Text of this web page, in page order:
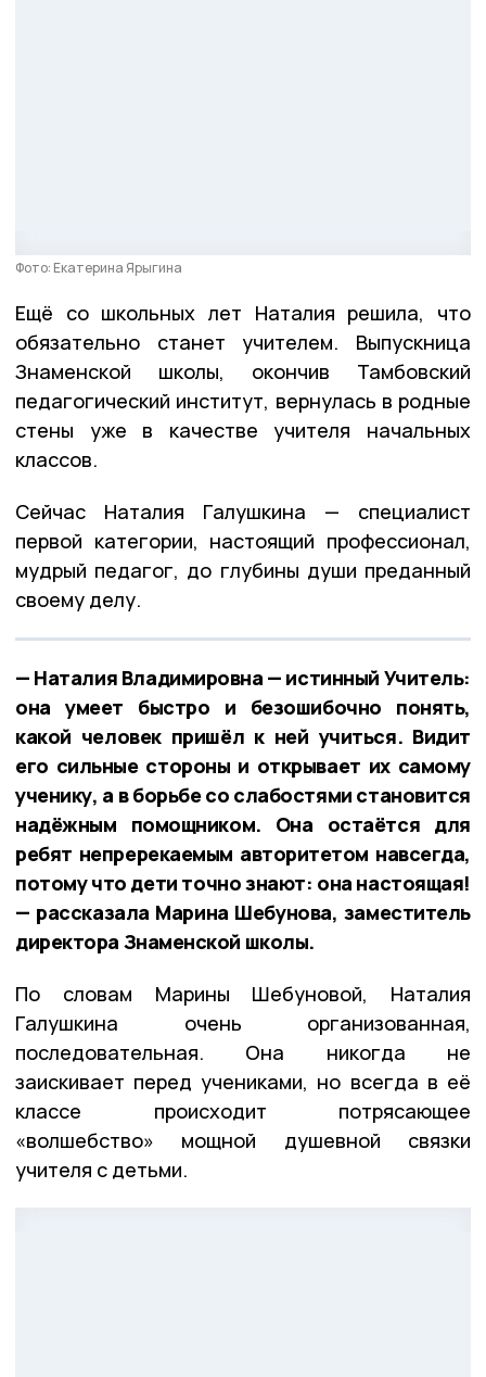
Фото: Екатерина Ярыгина
Ещё со школьных лет Наталия решила, что
обязательно станет учителем. Выпускница
Знаменской школы, окончив Тамбовский
педагогический институт, вернулась в родные
стены уже в качестве учителя начальных
классов.
Сейчас Наталия Галушкина — специалист
первой категории, настоящий профессионал,
мудрый педагог, до глубины души преданный
своему делу.
— Наталия Владимировна — истинный Учитель:
она умеет быстро и безошибочно понять,
какой человек пришёл к ней учиться. Видит
его сильные стороны и открывает их самому
ученику, а в борьбе со слабостями становится
надёжным помощником. Она остаётся для
ребят непререкаемым авторитетом навсегда,
потому что дети точно знают: она настоящая!
— рассказала Марина Шебунова, заместитель
директора Знаменской школы.
По словам Марины Шебуновой, Наталия
Галушкина очень организованная,
последовательная. Она никогда не
заискивает перед учениками, но всегда в её
классе происходит потрясающее
«волшебство» мощной душевной связки
учителя с детьми.